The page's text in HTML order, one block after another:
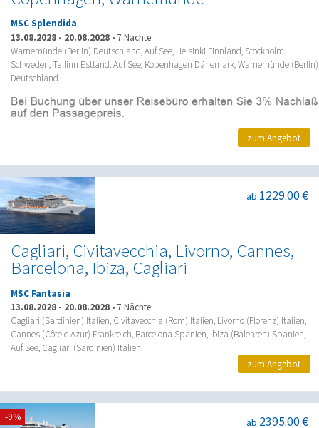
MSC Splendida
13.08.2028 - 20.08.2028 • 7 Nächte
Warnemünde (Berlin) Deutschland, Auf See, Helsinki Finnland, Stockholm
Schweden, Tallinn Estland, Auf See, Kopenhagen Dänemark, Warnemünde (Berlin)
Deutschland
zum Angebot
Cagliari, Civitavecchia, Livorno, Cannes,
Barcelona, Ibiza, Cagliari
ab 1229.00 €
MSC Fantasia
13.08.2028 - 20.08.2028 • 7 Nächte
Cagliari (Sardinien) Italien, Civitavecchia (Rom) Italien, Livorno (Florenz) Italien,
Cannes (Côte d'Azur) Frankreich, Barcelona Spanien, Ibiza (Balearen) Spanien,
Auf See, Cagliari (Sardinien) Italien
zum Angebot
ab 2395.00 €
-9%